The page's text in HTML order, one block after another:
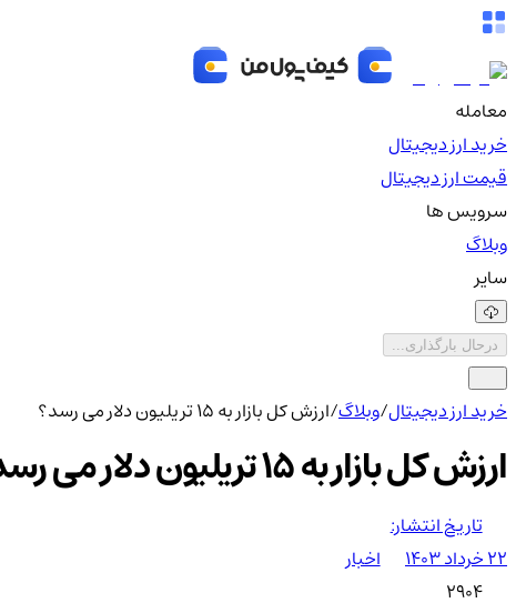
معامله
خرید ارز دیجیتال
قیمت ارز دیجیتال
سرویس ها
وبلاگ
سایر
درحال بارگذاری...
خرید ارز دیجیتال/وبلاگ/ارزش کل بازار به 15 تریلیون دلار می رسد؟
ارزش کل بازار به 15 تریلیون دلار می رسد؟
تاریخ انتشار:
۲۲ خرداد ۱۴۰۳
اخبار
2904